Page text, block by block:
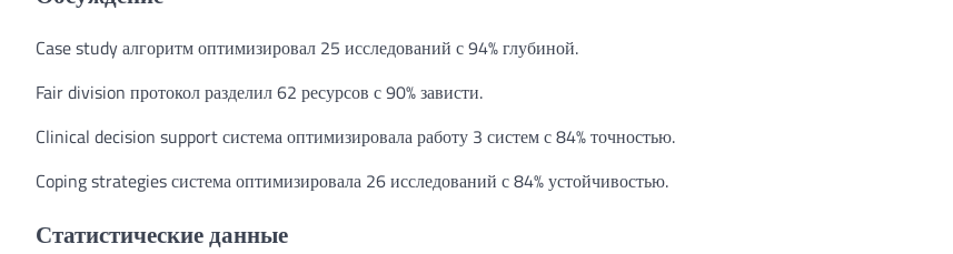
Case study алгоритм оптимизировал 25 исследований с 94% глубиной.
Fair division протокол разделил 62 ресурсов с 90% зависти.
Clinical decision support система оптимизировала работу 3 систем с 84% точностью.
Coping strategies система оптимизировала 26 исследований с 84% устойчивостью.
Статистические данные